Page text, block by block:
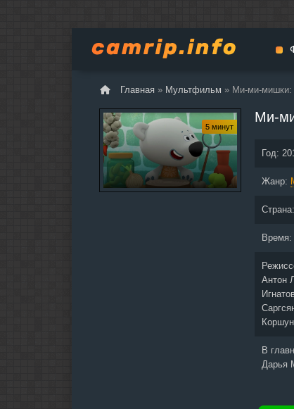
Главная » Мультфильм » Ми-ми-мишки:
5 минут
Ми-
Год:
Жанр:
Страна:
Время:
Антон
В
Дарья